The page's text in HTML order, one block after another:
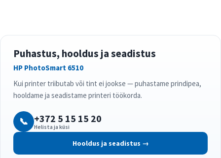
Puhastus, hooldus ja seadistus
HP PhotoSmart 6510
Kui printer triibutab või tint ei jookse — puhastame prindipea,
hooldame ja seadistame printeri töökorda.
📞 +372 5 15 15 20
Helista ja küsi
Hooldus ja seadistus →